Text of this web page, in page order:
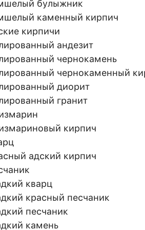
булыжник
каменный кирпич
кирпичи
андезит
чернокамень
чернокаменный
диорит
гранит
кирпич
адский кирпич
кварц
красный песчаник
песчаник
камень